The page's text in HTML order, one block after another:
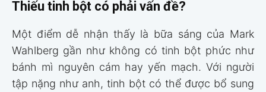
Thiếu tinh bột có phải vấn đề?
Một điểm dễ nhận thấy là bữa sáng của Mark
Wahlberg gần như không có tinh bột phức như
bánh mì nguyên cám hay yến mạch. Với người
tập nặng như anh, tinh bột có thể được bổ sung